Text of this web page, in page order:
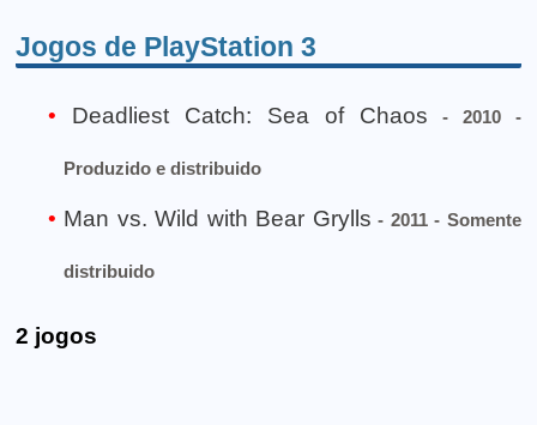
Jogos de PlayStation 3
Deadliest Catch: Sea of Chaos - 2010 -
Produzido e distribuido
Man vs. Wild with Bear Grylls - 2011 - Somente
distribuido
2 jogos